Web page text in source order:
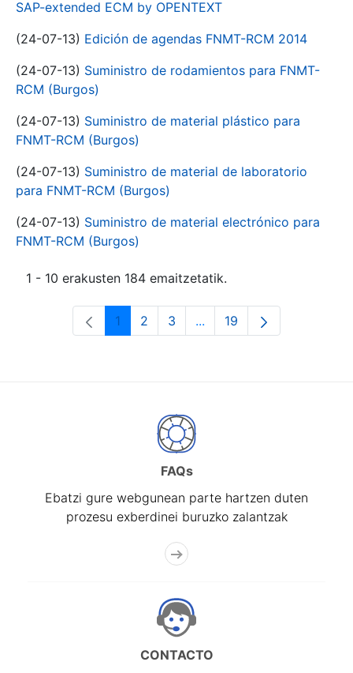
SAP-extended ECM by OPENTEXT
(24-07-13) Edición de agendas FNMT-RCM 2014
(24-07-13) Suministro de rodamientos para FNMT-
RCM (Burgos)
(24-07-13) Suministro de material plástico para
FNMT-RCM (Burgos)
(24-07-13) Suministro de material de laboratorio
para FNMT-RCM (Burgos)
(24-07-13) Suministro de material electrónico para
FNMT-RCM (Burgos)
1 - 10 erakusten 184 emaitzetatik.
Orrialdea
1 Orrialdea
2 Orrialdea
3 ...Intermediate Pages Use
Orrialdea
19
FAQs
Ebatzi gure webgunean parte hartzen duten
prozesu exberdinei buruzko zalantzak
CONTACTO